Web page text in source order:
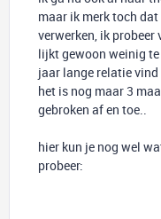
maar ik merk toch
verwerken, ik
lijkt gewoon weinig
jaar lange relatie
het is nog maar 3
gebroken af en toe..
hier kun je nog wel
probeer: